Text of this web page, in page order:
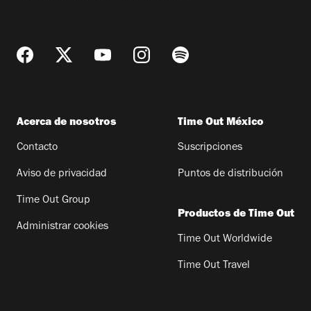
Acerca de nosotros
Contacto
Aviso de privacidad
Time Out Group
Administrar cookies
Time Out México
Suscripciones
Puntos de distribución
Productos de Time Out
Time Out Worldwide
Time Out Travel